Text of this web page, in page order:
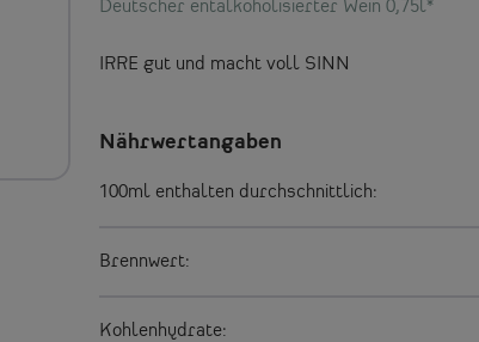
Deutscher entalkoholisierter Wein 0,75l*
IRRE gut und macht voll SINN
Nährwertangaben
100ml enthalten durchschnittlich:
Brennwert:
Kohlenhydrate: